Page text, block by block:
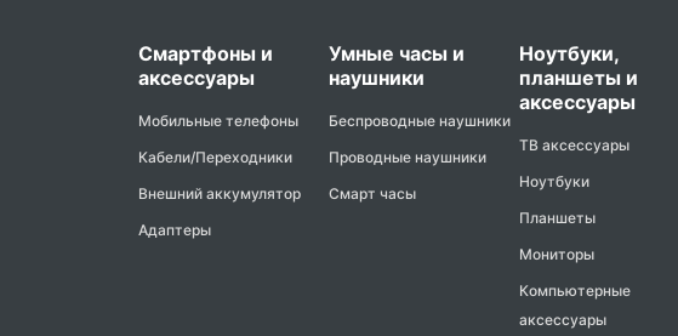
Смартфоны и
аксессуары
Мобильные телефоны
Кабели/Переходники
Внешний аккумулятор
Адаптеры
Умные часы и
наушники
Беспроводные наушники
Проводные наушники
Смарт часы
Ноутбуки,
планшеты и
аксессуары
ТВ аксессуары
Ноутбуки
Планшеты
Мониторы
Компьютерные
аксессуары